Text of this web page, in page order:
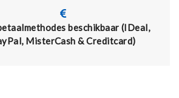
beschikbaar (IDeal,
MisterCash & Creditcard)